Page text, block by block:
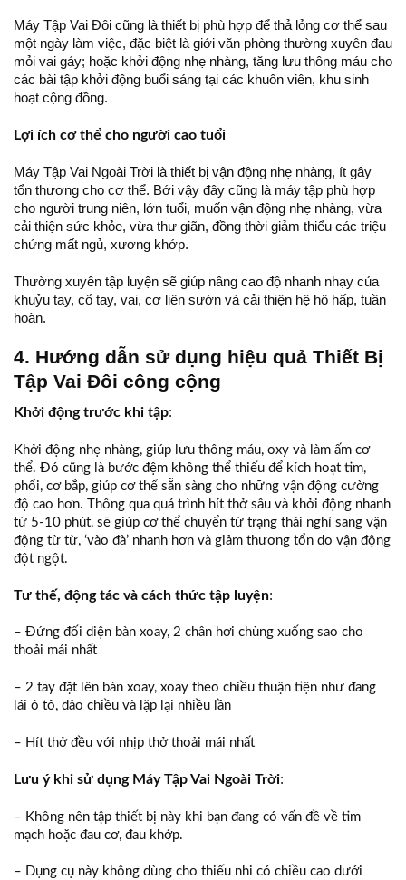
Máy Tập Vai Đôi cũng là thiết bị phù hợp để thả lỏng cơ thể sau
một ngày làm việc, đặc biệt là giới văn phòng thường xuyên đau
mỏi vai gáy; hoặc khởi động nhẹ nhàng, tăng lưu thông máu cho
các bài tập khởi động buổi sáng tại các khuôn viên, khu sinh
hoạt cộng đồng.
Lợi ích cơ thể cho người cao tuổi
Máy Tập Vai Ngoài Trời là thiết bị vận động nhẹ nhàng, ít gây
tổn thương cho cơ thể. Bới vậy đây cũng là máy tập phù hợp
cho người trung niên, lớn tuổi, muốn vận động nhẹ nhàng, vừa
cải thiện sức khỏe, vừa thư giãn, đồng thời giảm thiểu các triệu
chứng mất ngủ, xương khớp.
Thường xuyên tập luyện sẽ giúp nâng cao độ nhanh nhạy của
khuỷu tay, cổ tay, vai, cơ liên sườn và cải thiện hệ hô hấp, tuần
hoàn.
4. Hướng dẫn sử dụng hiệu quả Thiết Bị
Tập Vai Đôi công cộng
Khởi động trước khi tập:
Khởi động nhẹ nhàng, giúp lưu thông máu, oxy và làm ấm cơ
thể. Đó cũng là bước đệm không thể thiếu để kích hoạt tim,
phổi, cơ bắp, giúp cơ thể sẵn sàng cho những vận động cường
độ cao hơn. Thông qua quá trình hít thở sâu và khởi động nhanh
từ 5-10 phút, sẽ giúp cơ thể chuyển từ trạng thái nghỉ sang vận
động từ từ, ‘vào đà’ nhanh hơn và giảm thương tổn do vận động
đột ngột.
Tư thế, động tác và cách thức tập luyện:
– Đứng đối diện bàn xoay, 2 chân hơi chùng xuống sao cho
thoải mái nhất
– 2 tay đặt lên bàn xoay, xoay theo chiều thuận tiện như đang
lái ô tô, đảo chiều và lặp lại nhiều lần
– Hít thở đều với nhịp thở thoải mái nhất
Lưu ý khi sử dụng Máy Tập Vai Ngoài Trời:
– Không nên tập thiết bị này khi bạn đang có vấn đề về tim
mạch hoặc đau cơ, đau khớp.
– Dụng cụ này không dùng cho thiếu nhi có chiều cao dưới